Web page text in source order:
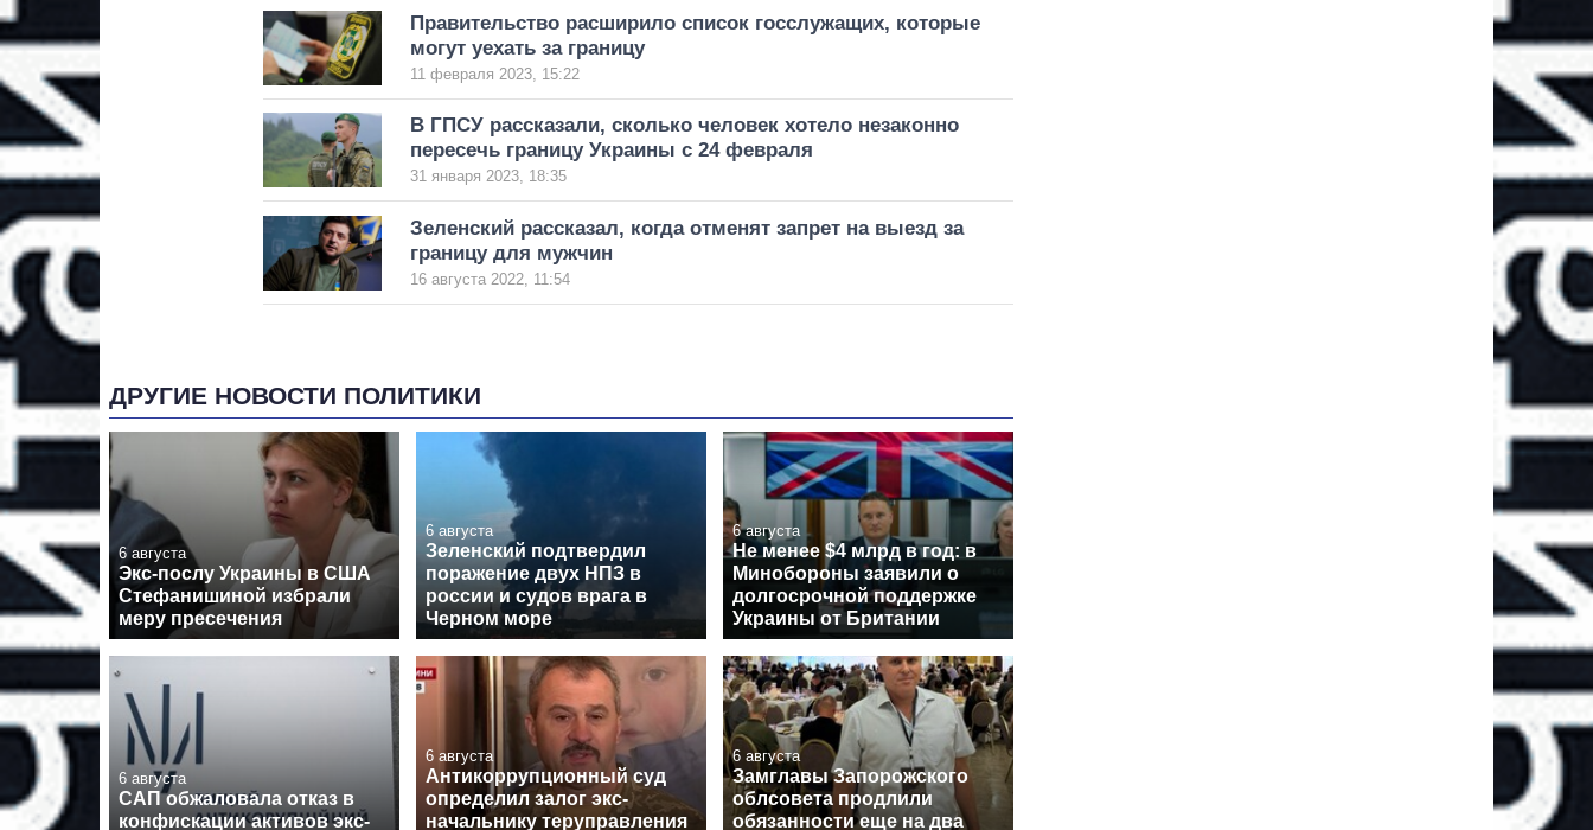
Правительство расширило список госслужащих, которые
могут уехать за границу
11 февраля 2023, 15:22
В ГПСУ рассказали, сколько человек хотело незаконно
пересечь границу Украины с 24 февраля
31 января 2023, 18:35
Зеленский рассказал, когда отменят запрет на выезд за
границу для мужчин
16 августа 2022, 11:54
ДРУГИЕ НОВОСТИ ПОЛИТИКИ
6 августа
Экс-послу Украины в США
Стефанишиной избрали
меру пресечения
6 августа
Зеленский подтвердил
поражение двух НПЗ в
россии и судов врага в
Черном море
6 августа
Не менее $4 млрд в год: в
Минобороны заявили о
долгосрочной поддержке
Украины от Британии
6 августа
САП обжаловала отказ в
конфискации активов экс-
6 августа
Антикоррупционный суд
определил залог экс-
начальнику теруправления
6 августа
Замглавы Запорожского
облсовета продлили
обязанности еще на два